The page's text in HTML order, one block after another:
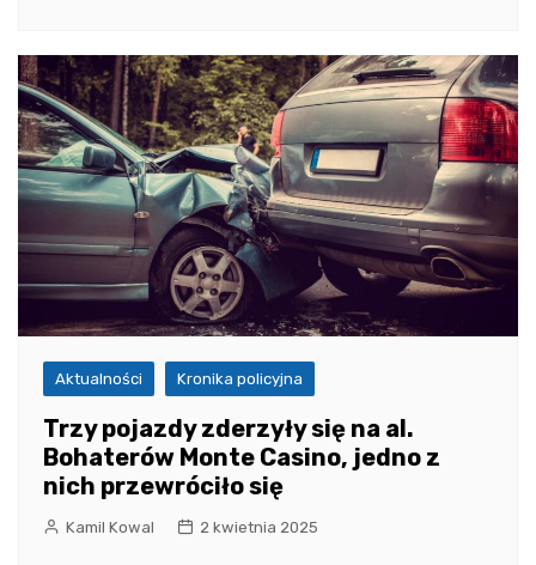
Aktualności Kronika policyjna
Trzy pojazdy zderzyły się na al.
Bohaterów Monte Casino, jedno z
nich przewróciło się
Kamil Kowal 2 kwietnia 2025